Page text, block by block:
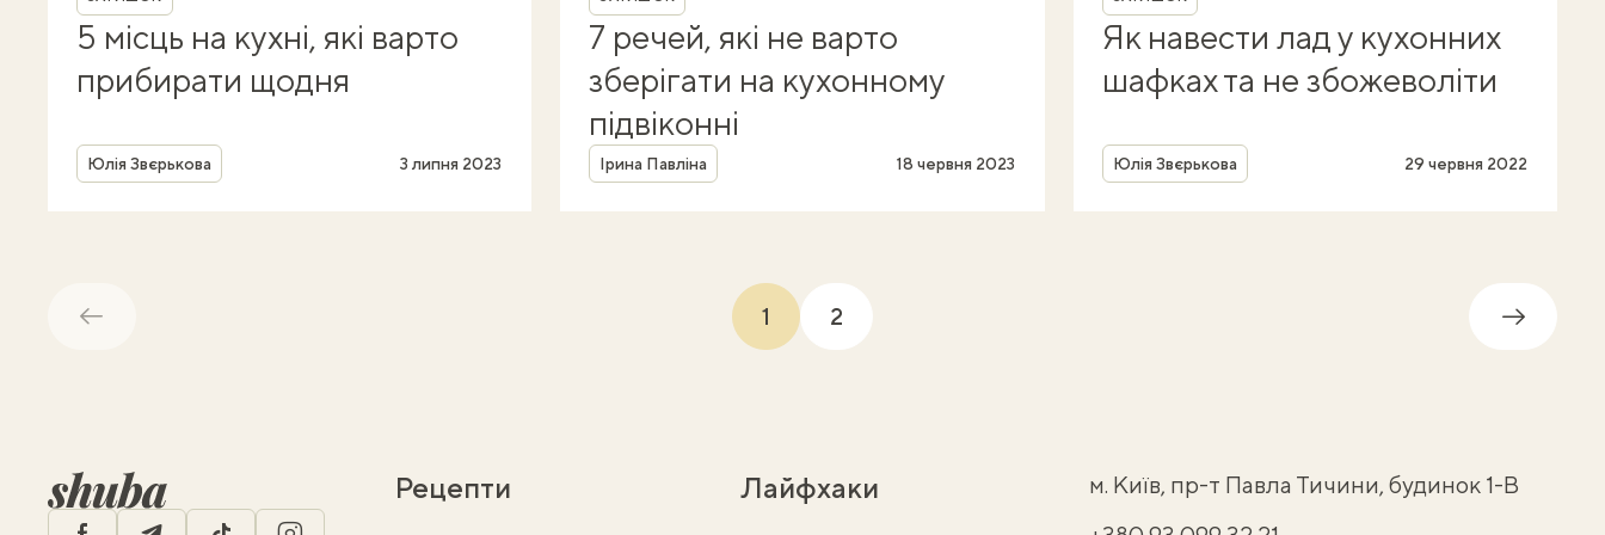
5 місць на кухні, які варто
прибирати щодня
Автор
Юлія Звєрькова 3 липня 2023
7 речей, які не варто
зберігати на кухонному
підвіконні
Автор
Ірина Павліна 18 червня 2023
Як навести лад у кухонних
шафках та не збожеволіти
Автор
Юлія Звєрькова 29 червня 2022
Назад 1(current)
2 Далі
Рецепти Лайфхаки
м. Київ, пр-т Павла Тичини, будинок 1-В